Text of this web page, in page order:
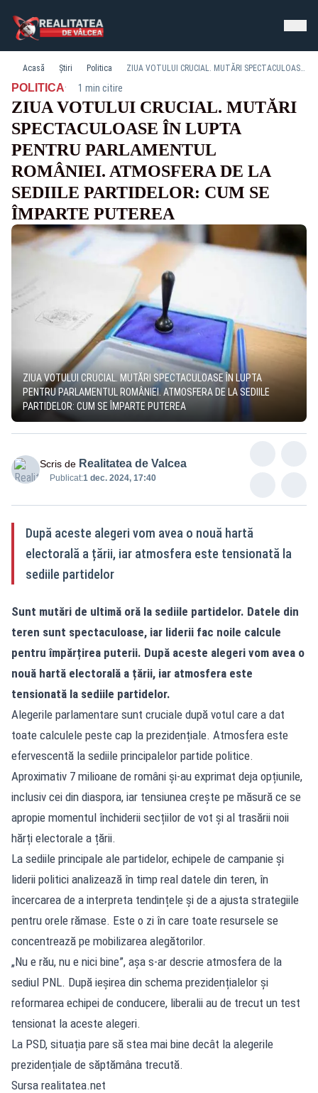
Acasă Știri Politica ZIUA VOTULUI CRUCIAL. MUTĂRI SPECTACULOASE ÎN LUPTA PENTRU PARLAMENTUL ROMÂNIEI. ATMOSFERA DE LA SEDIILE PARTIDELOR: CUM SE ÎMPARTE PUTEREA
POLITICA· 1 min citire
ZIUA VOTULUI CRUCIAL. MUTĂRI
SPECTACULOASE ÎN LUPTA
PENTRU PARLAMENTUL
ROMÂNIEI. ATMOSFERA DE LA
SEDIILE PARTIDELOR: CUM SE
ÎMPARTE PUTEREA
ZIUA VOTULUI CRUCIAL. MUTĂRI SPECTACULOASE ÎN LUPTA
PENTRU PARLAMENTUL ROMÂNIEI. ATMOSFERA DE LA SEDIILE
PARTIDELOR: CUM SE ÎMPARTE PUTEREA
Scris de Realitatea de Valcea
Publicat:1 dec. 2024, 17:40
După aceste alegeri vom avea o nouă hartă
electorală a țării, iar atmosfera este tensionată la
sediile partidelor
Sunt mutări de ultimă oră la sediile partidelor. Datele din
teren sunt spectaculoase, iar liderii fac noile calcule
pentru împărțirea puterii. După aceste alegeri vom avea o
nouă hartă electorală a țării, iar atmosfera este
tensionată la sediile partidelor.
Alegerile parlamentare sunt cruciale după votul care a dat
toate calculele peste cap la prezidențiale. Atmosfera este
efervescentă la sediile principalelor partide politice.
Aproximativ 7 milioane de români și-au exprimat deja opțiunile,
inclusiv cei din diaspora, iar tensiunea crește pe măsură ce se
apropie momentul închiderii secțiilor de vot și al trasării noii
hărți electorale a țării.
La sediile principale ale partidelor, echipele de campanie și
liderii politici analizează în timp real datele din teren, în
încercarea de a interpreta tendințele și de a ajusta strategiile
pentru orele rămase. Este o zi în care toate resursele se
concentrează pe mobilizarea alegătorilor.
„Nu e rău, nu e nici bine”, așa s-ar descrie atmosfera de la
sediul PNL. După ieșirea din schema prezidențialelor și
reformarea echipei de conducere, liberalii au de trecut un test
tensionat la aceste alegeri.
La PSD, situația pare să stea mai bine decât la alegerile
prezidențiale de săptămâna trecută.
Sursa realitatea.net